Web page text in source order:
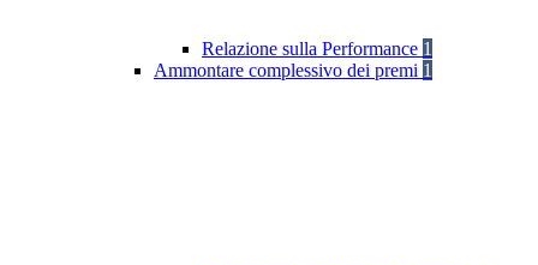
Relazione sulla Performance 1
Ammontare complessivo dei premi 1